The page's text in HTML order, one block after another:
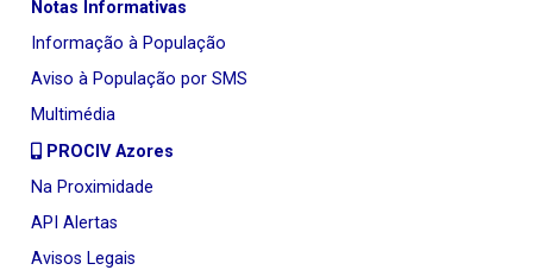
Notas Informativas
Informação à População
Aviso à População por SMS
Multimédia
PROCIV Azores
Na Proximidade
API Alertas
Avisos Legais